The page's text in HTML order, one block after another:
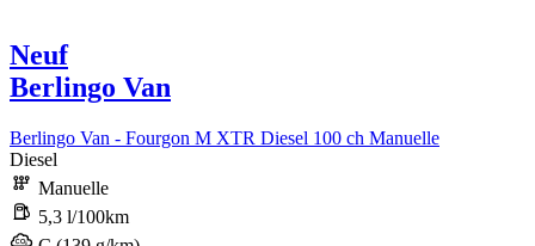
Neuf
Berlingo Van
Berlingo Van - Fourgon M XTR Diesel 100 ch Manuelle
Diesel
Manuelle
5,3 l/100km